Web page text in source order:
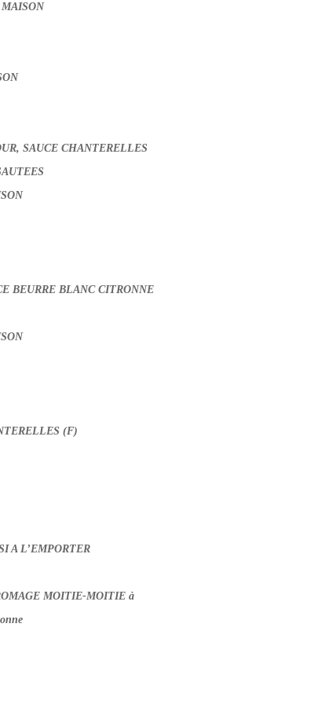
SAUCE CHANTERELLES
BEURRE BLANC CITRONNE
(F)
A L’EMPORTER
MOITIE-MOITIE à